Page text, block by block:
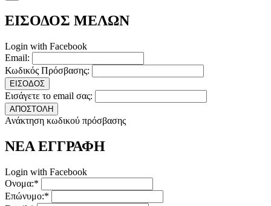
ΕΙΣΟΔΟΣ ΜΕΛΩΝ
Login with Facebook
Email:
Κωδικός Πρόσβασης:
ΕΙΣΟΔΟΣ
Εισάγετε το email σας:
ΑΠΟΣΤΟΛΗ
Ανάκτηση κωδικού πρόσβασης
ΝΕΑ ΕΓΓΡΑΦΗ
Login with Facebook
Ονομα:*
Επώνυμο:*